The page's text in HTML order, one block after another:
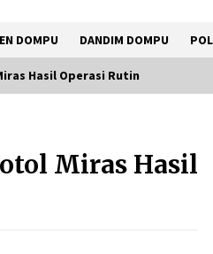
DOMPU DANDIM DOMPU
Dirujuk ke
Hasil Operasi Rutin
Miras Hasil